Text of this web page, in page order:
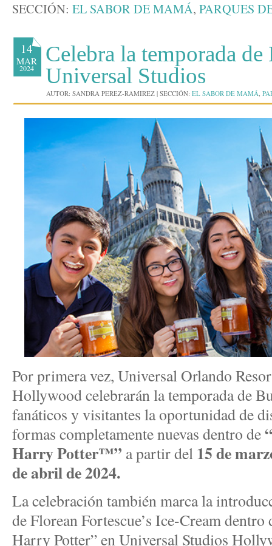
SECCIÓN: EL SABOR DE MAMÁ, PARQUES
14
MAR
2024
Celebra la temporada de
Universal Studios
AUTOR: SANDRA PEREZ-RAMIREZ | SECCIÓN: EL SABOR DE MAMÁ,
Por primera vez, Universal Orlando
Hollywood celebrarán la temporada de
fanáticos y visitantes la oportunidad de
formas completamente nuevas dentro de
Harry Potter™” a partir del 15 de
de abril de 2024.
La celebración también marca la
de Florean Fortescue’s Ice-Cream
Harry Potter” en Universal Studios